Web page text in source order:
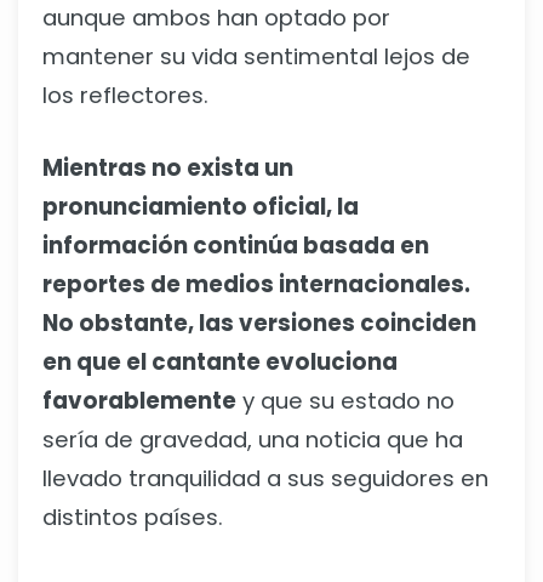
aunque ambos han optado por
mantener su vida sentimental lejos de
los reflectores.
Mientras no exista un
pronunciamiento oficial, la
información continúa basada en
reportes de medios internacionales.
No obstante, las versiones coinciden
en que el cantante evoluciona
favorablemente y que su estado no
sería de gravedad, una noticia que ha
llevado tranquilidad a sus seguidores en
distintos países.